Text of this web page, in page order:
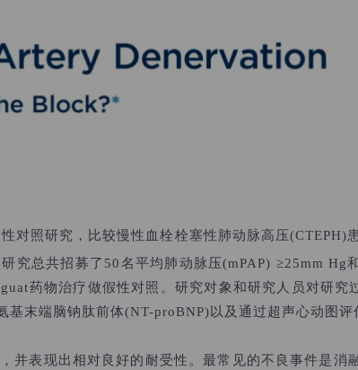
对照研究，比较慢性血栓栓塞性肺动脉高压(CTEPH)
究总共招募了50名平均肺动脉压(mPAP) ≥25mm Hg
药物治疗做假性对照。研究对象和研究人员对研究
末端脑钠肽前体(NT-proBNP)以及通过超声心动图评
并表现出相对良好的耐受性。最常见的不良事件是消